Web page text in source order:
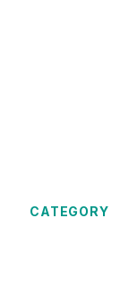
CATEGORY